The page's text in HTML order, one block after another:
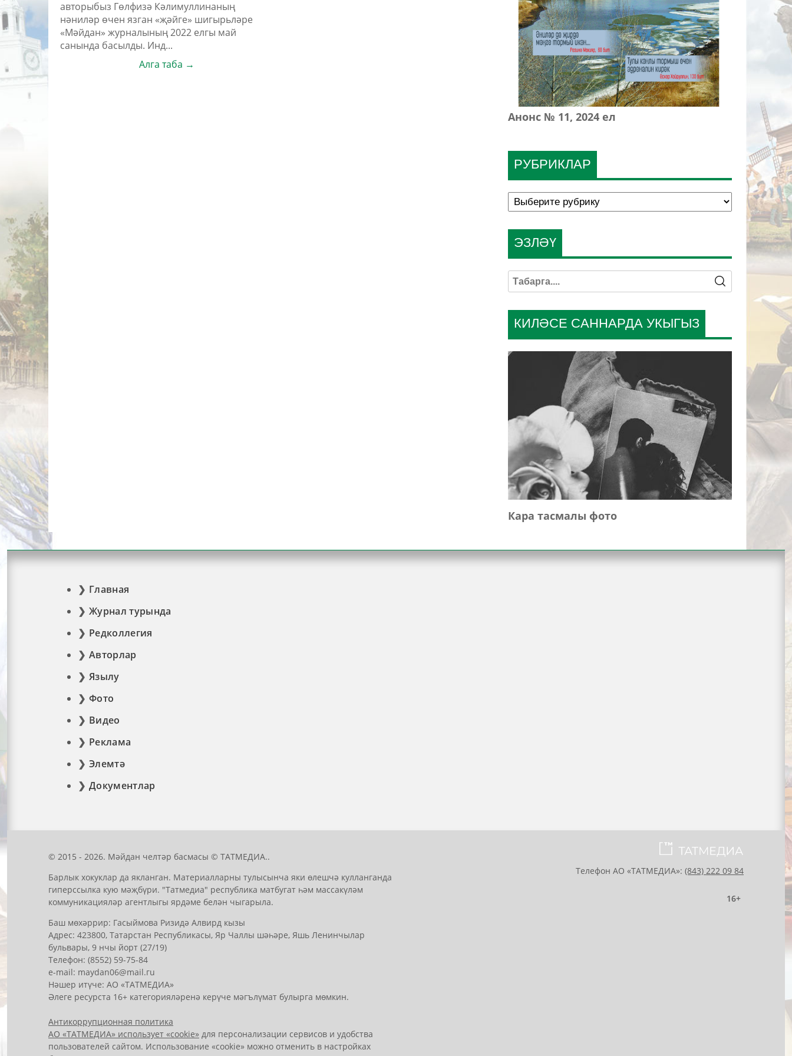
авторыбыз Гөлфизә Кәлимуллинаның
нәниләр өчен язган «җәйге» шигырьләре
«Мәйдан» журналының 2022 елгы май
санында басылды. Инд...
Алга таба →
РУБРИКЛАР
Анонс № 11, 2024 ел
КИЛӘСЕ САННАРДА УКЫГЫЗ
Кара тасмалы фото
ЭЗЛӘҮ
Главная
Журнал турында
Редколлегия
Авторлар
Язылу
Фото
Видео
Реклама
Элемтә
Документлар
© 2015 - 2026. Мәйдан челтәр басмасы © ТАТМЕДИА..
Барлык хокуклар да якланган. Материалларны тулысынча яки өлешчә кулланганда
гиперссылка кую мәҗбүри. "Татмедиа" республика матбугат һәм массакүләм
коммуникацияләр агентлыгы ярдәме белән чыгарыла.
Баш мөхәррир: Гасыймова Ризидә Алвирд кызы
Адрес: 423800, Татарстан Республикасы, Яр Чаллы шәһәре, Яшь Ленинчылар
бульвары, 9 нчы йорт (27/19)
Телефон: (8552) 59-75-84
е-mail: mауdаn06@mail.гu
Нәшер итүче: АО «ТАТМЕДИА»
Әлеге ресурста 16+ категорияләренә керүче мәгълүмат булырга мөмкин.
Антикоррупционная политика
АО «ТАТМЕДИА» использует «cookie» для персонализации сервисов и удобства
пользователей сайтом. Использование «cookie» можно отменить в настройках
Телефон АО «ТАТМЕДИА»: (843) 222 09 84
16+